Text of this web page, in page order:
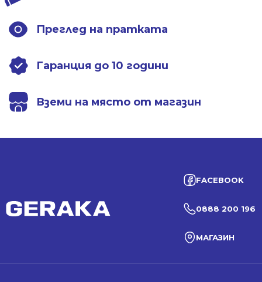
Преглед на пратката
Гаранция до 10 години
Вземи на място от магазин
FACEBOOK
0888 200 196
МАГАЗИН